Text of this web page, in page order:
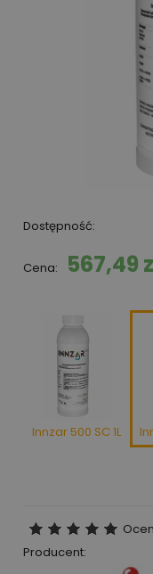
Dostępność:
Cena: 567,49
Innzar 500 SC 1L
Producent: